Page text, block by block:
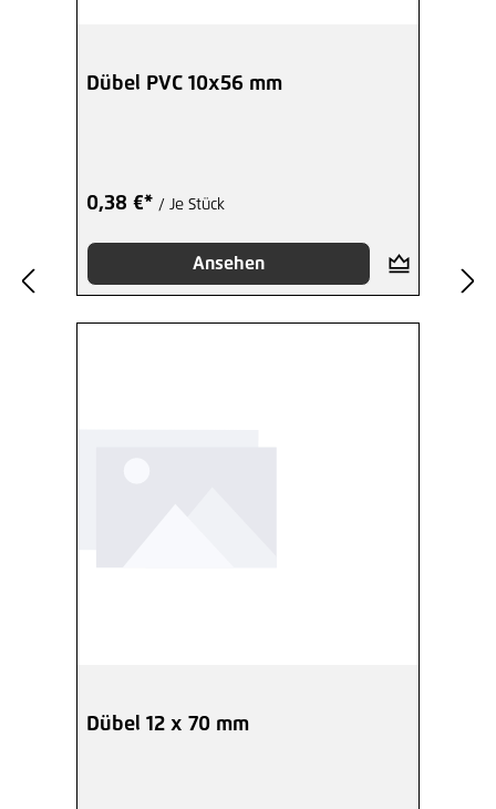
Dübel PVC 10x56 mm
0,38 €* / Je Stück
Ansehen
Dübel 12 x 70 mm